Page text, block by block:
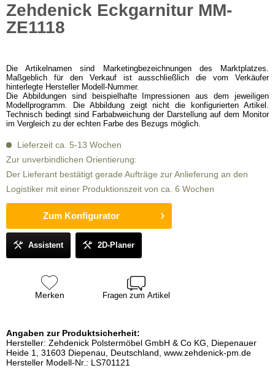
Zehdenick Eckgarnitur MM-
ZE1118
Die Artikelnamen sind Marketingbezeichnungen des Marktplatzes.
Maßgeblich für den Verkauf ist ausschließlich die vom Verkäufer
hinterlegte Hersteller Modell-Nummer.
Die Abbildungen sind beispielhafte Impressionen aus dem jeweiligen
Modellprogramm. Die Abbildung zeigt nicht die konfigurierten Artikel.
Technisch bedingt sind Farbabweichung der Darstellung auf dem Monitor
im Vergleich zu der echten Farbe des Bezugs möglich.
Lieferzeit ca. 5-13 Wochen
Zur unverbindlichen Orientierung:
Der Lieferant bestätigt gerade Aufträge zur Anlieferung an den
Logistiker mit einer Produktionszeit von ca. 6 Wochen
Zum Konfigurator
Assistent 2D-Planer
Merken Fragen zum Artikel
Angaben zur Produktsicherheit:
Hersteller: Zehdenick Polstermöbel GmbH & Co KG, Diepenauer
Heide 1, 31603 Diepenau, Deutschland, www.zehdenick-pm.de
Hersteller Modell-Nr.: LS701121